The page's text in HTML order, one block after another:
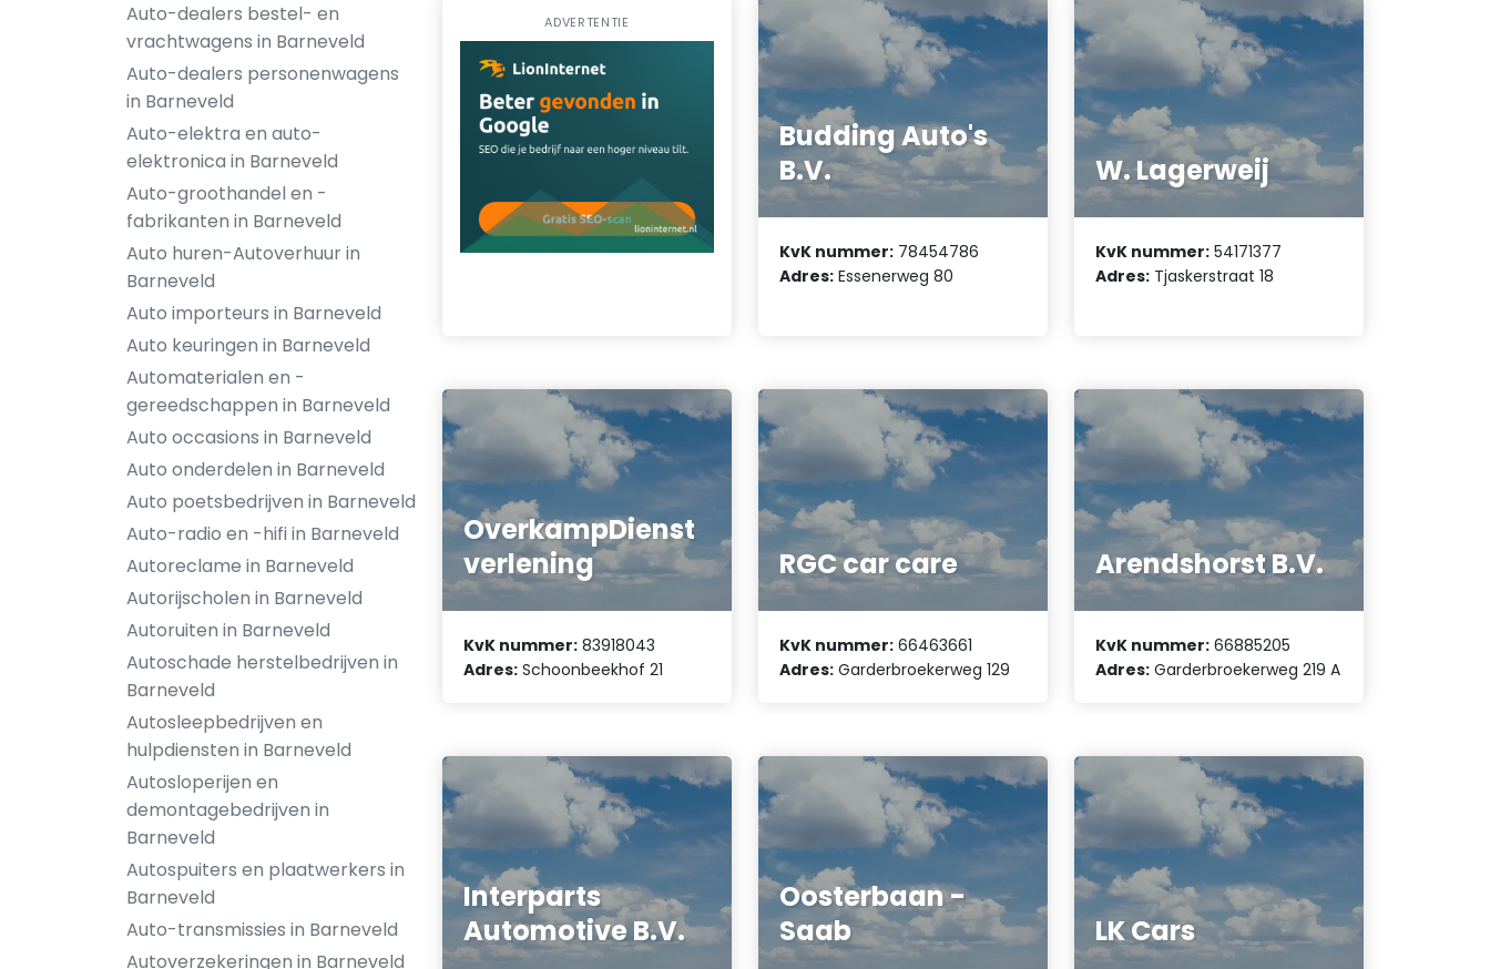
Auto-dealers bestel- en
vrachtwagens in Barneveld
Auto-dealers personenwagens
in Barneveld
Auto-elektra en auto-
elektronica in Barneveld
Auto-groothandel en -
fabrikanten in Barneveld
Auto huren-Autoverhuur in
Barneveld
Auto importeurs in Barneveld
Auto keuringen in Barneveld
Automaterialen en -
gereedschappen in Barneveld
Auto occasions in Barneveld
Auto onderdelen in Barneveld
Auto poetsbedrijven in Barneveld
Auto-radio en -hifi in Barneveld
Autoreclame in Barneveld
Autorijscholen in Barneveld
Autoruiten in Barneveld
Autoschade herstelbedrijven in
Barneveld
Autosleepbedrijven en
hulpdiensten in Barneveld
Autosloperijen en
demontagebedrijven in
Barneveld
Autospuiters en plaatwerkers in
Barneveld
Auto-transmissies in Barneveld
Autoverzekeringen in Barneveld
ADVERTENTIE
Budding Auto's
B.V.
KvK nummer: 78454786
Adres: Essenerweg 80
W. Lagerweij
KvK nummer: 54171377
Adres: Tjaskerstraat 18
OverkampDienst
verlening
KvK nummer: 83918043
Adres: Schoonbeekhof 21
RGC car care
KvK nummer: 66463661
Adres: Garderbroekerweg 129
Arendshorst B.V.
KvK nummer: 66885205
Adres: Garderbroekerweg 219 A
Interparts
Automotive B.V.
Oosterbaan -
Saab
LK Cars